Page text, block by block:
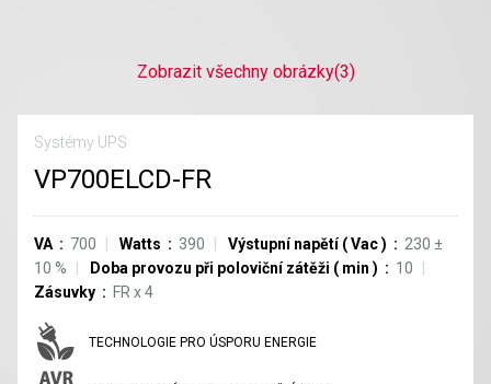
Zobrazit všechny obrázky(3)
Systémy UPS
VP700ELCD-FR
VA 700 Watts 390 Výstupní napětí(Vac) 230 ±
10 % Doba provozu při poloviční zátěži ( min )
10
Zásuvky
FR x4
TECHNOLOGIE PRO ÚSPORU ENERGIE